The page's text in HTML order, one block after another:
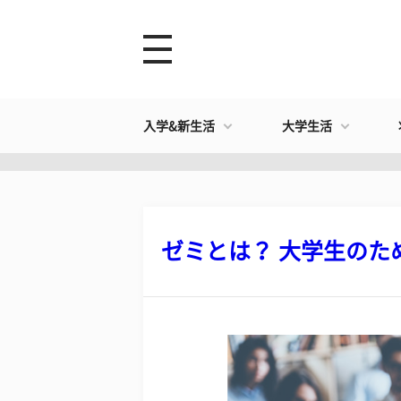
入学&新生活 大学生活
ゼミとは？ 大学生のた